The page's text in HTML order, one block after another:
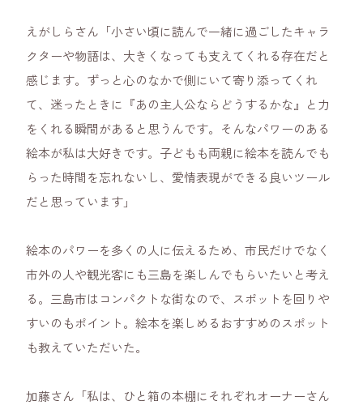
えがしらさん「小さい頃に読んで一緒に過ごしたキャラ
クターや物語は、大きくなっても支えてくれる存在だと
感じます。ずっと心のなかで側にいて寄り添ってくれ
て、迷ったときに『あの主人公ならどうするかな』と力
をくれる瞬間があると思うんです。そんなパワーのある
絵本が私は大好きです。子どもも両親に絵本を読んでも
らった時間を忘れないし、愛情表現ができる良いツール
だと思っています」
絵本のパワーを多くの人に伝えるため、市民だけでなく
市外の人や観光客にも三島を楽しんでもらいたいと考え
る。三島市はコンパクトな街なので、スポットを回りや
すいのもポイント。絵本を楽しめるおすすめのスポット
も教えていただいた。
加藤さん「私は、ひと箱の本棚にそれぞれオーナーさん